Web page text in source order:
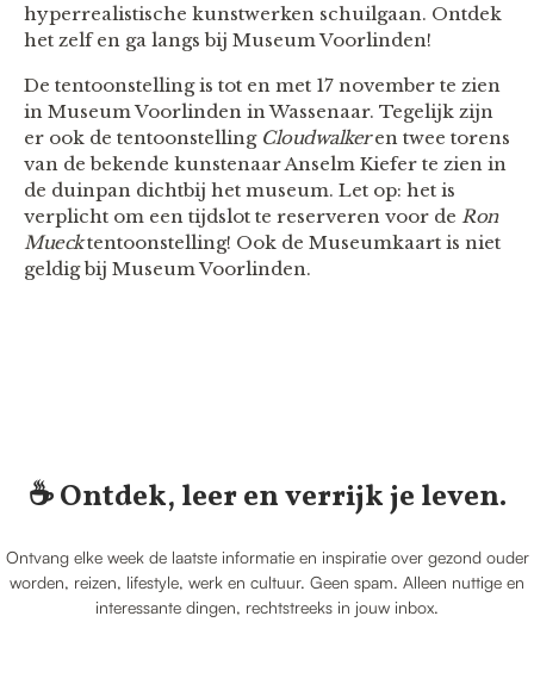
hyperrealistische kunstwerken schuilgaan. Ontdek
het zelf en ga langs bij Museum Voorlinden!
De tentoonstelling is tot en met 17 november te zien
in Museum Voorlinden in Wassenaar. Tegelijk zijn
er ook de tentoonstelling Cloudwalkeren twee torens
van de bekende kunstenaar Anselm Kiefer te zien in
de duinpan dichtbij het museum. Let op: het is
verplicht om een tijdslot te reserveren voor de Ron
Muecktentoonstelling! Ook de Museumkaart is niet
geldig bij Museum Voorlinden.
☕️ Ontdek, leer en verrijk je leven.
Ontvang elke week de laatste informatie en inspiratie over gezond ouder
worden, reizen, lifestyle, werk en cultuur. Geen spam. Alleen nuttige en
interessante dingen, rechtstreeks in jouw inbox.